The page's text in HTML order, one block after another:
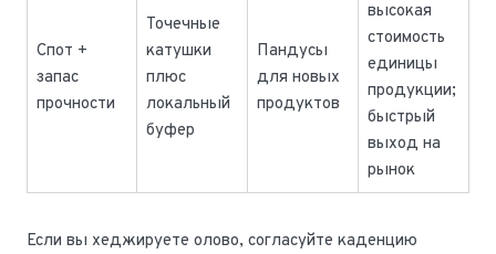
Спот +
запас
прочности
Точечные
катушки
плюс
локальный
буфер
Пандусы
для новых
продуктов
высокая
стоимость
единицы
продукции;
быстрый
выход на
рынок
Если вы хеджируете олово, согласуйте каденцию